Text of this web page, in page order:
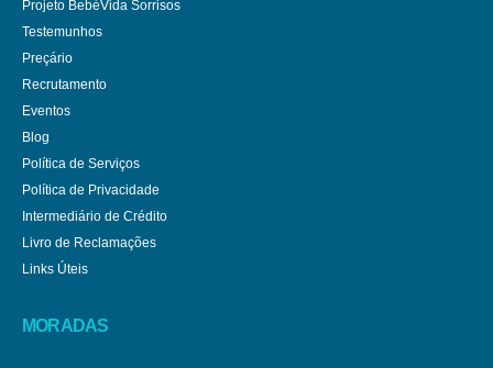
Projeto BebéVida Sorrisos
Testemunhos
Preçário
Recrutamento
Eventos
Blog
Política de Serviços
Política de Privacidade
Intermediário de Crédito
Livro de Reclamações
Links Úteis
MORADAS